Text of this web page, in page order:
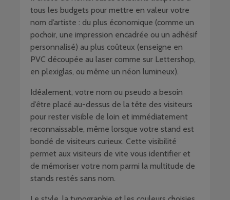
tous les budgets pour mettre en valeur votre
nom d’artiste : du plus économique (comme un
pochoir, une impression encadrée ou un adhésif
personnalisé) au plus coûteux (enseigne en
PVC découpée au laser comme sur Lettershop,
en plexiglas, ou même un néon lumineux).
Idéalement, votre nom ou pseudo a besoin
d’être placé au-dessus de la tête des visiteurs
pour rester visible de loin et immédiatement
reconnaissable, même lorsque votre stand est
bondé de visiteurs curieux. Cette visibilité
permet aux visiteurs de vite vous identifier et
de mémoriser votre nom parmi la multitude de
stands restés sans nom.